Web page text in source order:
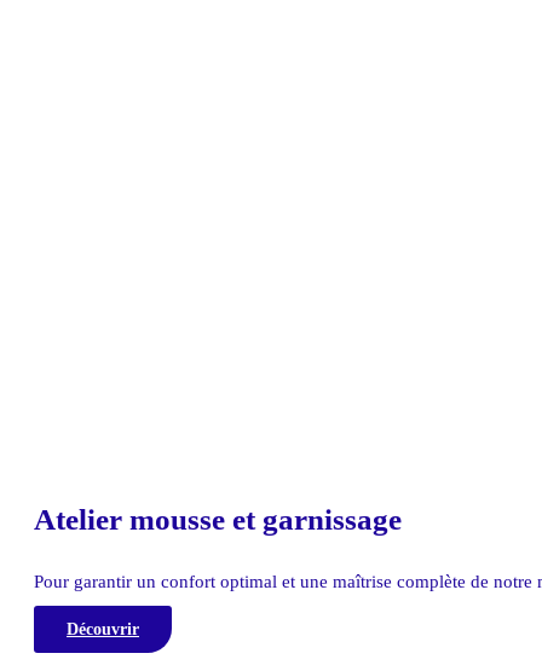
Atelier mousse et garnissage
Pour garantir un confort optimal et une maîtrise complète de
Découvrir